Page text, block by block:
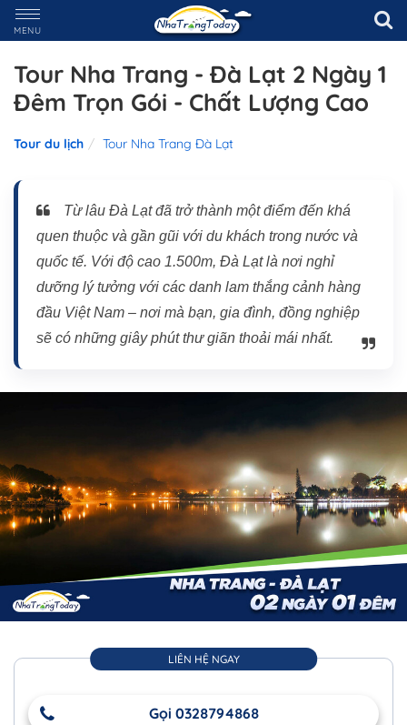
MENU
Tour Nha Trang - Đà Lạt 2 Ngày 1
Đêm Trọn Gói - Chất Lượng Cao
Tour du lịch Tour Nha Trang Đà Lạt
Từ lâu Đà Lạt đã trở thành một điểm đến khá
quen thuộc và gần gũi với du khách trong nước và
quốc tế. Với độ cao 1.500m, Đà Lạt là nơi nghỉ
dưỡng lý tưởng với các danh lam thắng cảnh hàng
đầu Việt Nam – nơi mà bạn, gia đình, đồng nghiệp
sẽ có những giây phút thư giãn thoải mái nhất.
LIÊN HỆ NGAY
Gọi 0328794868